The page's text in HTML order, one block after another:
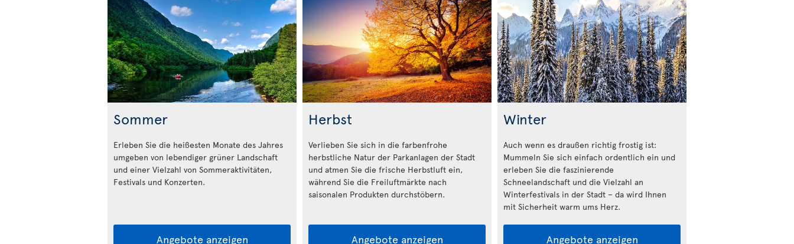
Sommer
Erleben Sie die heißesten Monate des Jahres
umgeben von lebendiger grüner Landschaft
und einer Vielzahl von Sommeraktivitäten,
Festivals und Konzerten.
Angebote anzeigen
Herbst
Verlieben Sie sich in die farbenfrohe
herbstliche Natur der Parkanlagen der Stadt
und atmen Sie die frische Herbstluft ein,
während Sie die Freiluftmärkte nach
saisonalen Produkten durchstöbern.
Angebote anzeigen
Winter
Auch wenn es draußen richtig frostig ist:
Mummeln Sie sich einfach ordentlich ein und
erleben Sie die faszinierende
Schneelandschaft und die Vielzahl an
Winterfestivals in der Stadt – da wird Ihnen
mit Sicherheit warm ums Herz.
Angebote anzeigen